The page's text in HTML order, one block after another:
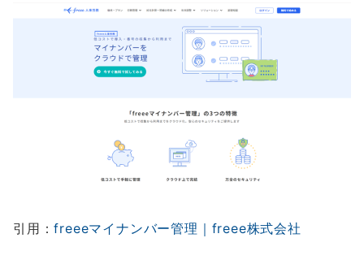
引用：freeeマイナンバー管理｜freee株式会社